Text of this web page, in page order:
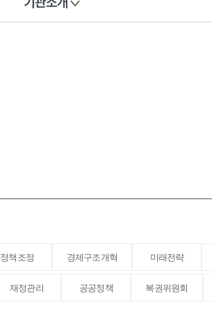
정책조정 경제구조개혁 미래전략
재정관리 공공정책 복권위원회